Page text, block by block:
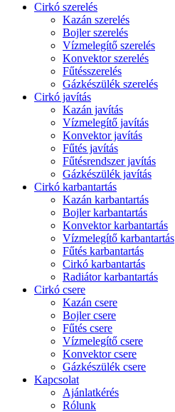
Cirkó szerelés
Kazán szerelés
Bojler szerelés
Vízmelegítő szerelés
Konvektor szerelés
Fűtésszerelés
Gázkészülék szerelés
Cirkó javítás
Kazán javítás
Vízmelegítő javítás
Konvektor javítás
Fűtés javítás
Fűtésrendszer javítás
Gázkészülék javítás
Cirkó karbantartás
Kazán karbantartás
Bojler karbantartás
Konvektor karbantartás
Vízmelegítő karbantartás
Fűtés karbantartás
Cirkó karbantartás
Radiátor karbantartás
Cirkó csere
Kazán csere
Bojler csere
Fűtés csere
Vízmelegítő csere
Konvektor csere
Gázkészülék csere
Kapcsolat
Ajánlatkérés
Rólunk